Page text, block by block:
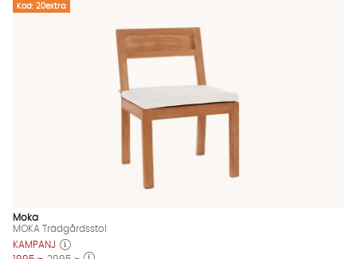
Kod: 20extra
Moka
MOKA Trädgårdsstol
KAMPANJ